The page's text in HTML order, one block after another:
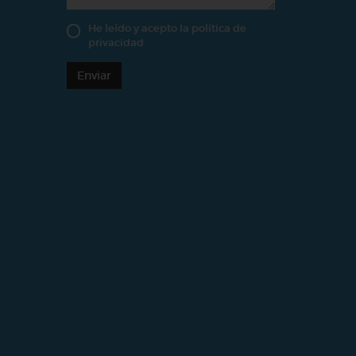
He leído y acepto la política de
privacidad
Enviar